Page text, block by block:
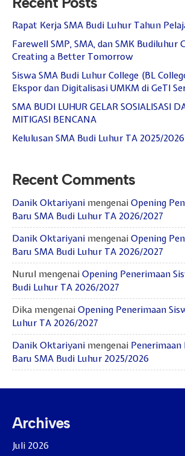
Rapat Kerja SMA Budi Luhur Tahun
Farewell SMP, SMA, dan SMK Budiluhur
Creating a Better Tomorrow
Siswa SMA Budi Luhur College (BL
Ekspor dan Digitalisasi UMKM di GeTI
SMA BUDI LUHUR GELAR SOSIALISASI
MITIGASI BENCANA
Kelulusan SMA Budi Luhur TA 2025/2026
Recent Comments
Danik Oktariyani mengenai Opening
Baru SMA Budi Luhur TA 2026/2027
Danik Oktariyani mengenai Opening
Baru SMA Budi Luhur TA 2026/2027
Nurul mengenai Opening Penerimaan
Budi Luhur TA 2026/2027
Dika mengenai Opening Penerimaan
Luhur TA 2026/2027
Danik Oktariyani mengenai
Baru SMA Budi Luhur 2025/2026
Archives
Juli 2026